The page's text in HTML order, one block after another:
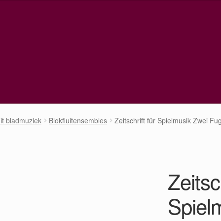
bladmuziek Blokfluitensembles Zeitschrift für Spielmusik Zwei